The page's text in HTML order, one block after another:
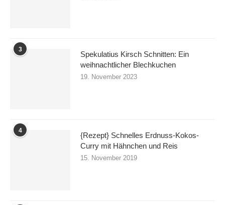
3
Spekulatius Kirsch Schnitten: Ein
weihnachtlicher Blechkuchen
19. November 2023
4
{Rezept} Schnelles Erdnuss-Kokos-
Curry mit Hähnchen und Reis
15. November 2019